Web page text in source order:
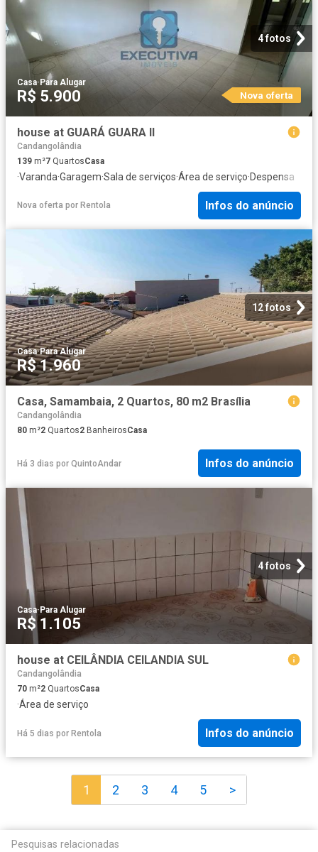
4 fotos
Casa·Para Alugar
R$ 5.900 Nova oferta
house at GUARÁ GUARA II
Candangolândia
139 m²7 QuartosCasa
·Varanda·Garagem·Sala de serviços·Área de serviço·Despensa
Nova oferta por Rentola Infos do anúncio
12 fotos
Casa·Para Alugar
R$ 1.960
Casa, Samambaia, 2 Quartos, 80 m2 Brasília
Candangolândia
80 m²2 Quartos2 BanheirosCasa
Há 3 dias por QuintoAndar Infos do anúncio
4 fotos
Casa·Para Alugar
R$ 1.105
house at CEILÂNDIA CEILANDIA SUL
Candangolândia
70 m²2 QuartosCasa
·Área de serviço
Há 5 dias por Rentola Infos do anúncio
1 2 3 4 5 >
Pesquisas relacionadas